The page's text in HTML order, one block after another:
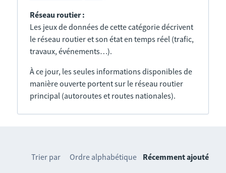
Réseau routier :
Les jeux de données de cette catégorie décrivent
le réseau routier et son état en temps réel (trafic,
travaux, événements…).
À ce jour, les seules informations disponibles de
manière ouverte portent sur le réseau routier
principal (autoroutes et routes nationales).
Trier par Ordre alphabétique Récemment ajouté